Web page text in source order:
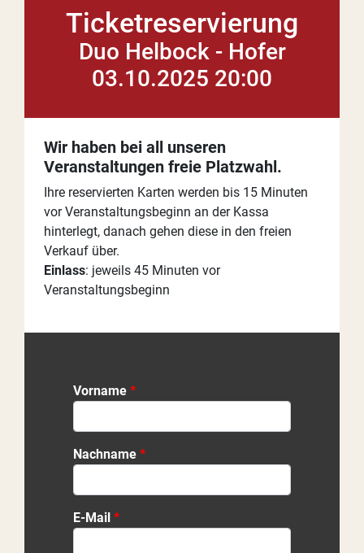
Ticketreservierung
Duo Helbock - Hofer
03.10.2025 20:00
Wir haben bei all unseren
Veranstaltungen freie Platzwahl.
Ihre reservierten Karten werden bis 15 Minuten
vor Veranstaltungsbeginn an der Kassa
hinterlegt, danach gehen diese in den freien
Verkauf über.
Einlass: jeweils 45 Minuten vor
Veranstaltungsbeginn
Vorname
Nachname
E-Mail